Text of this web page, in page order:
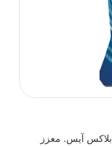
بلاكس آيس. معزز